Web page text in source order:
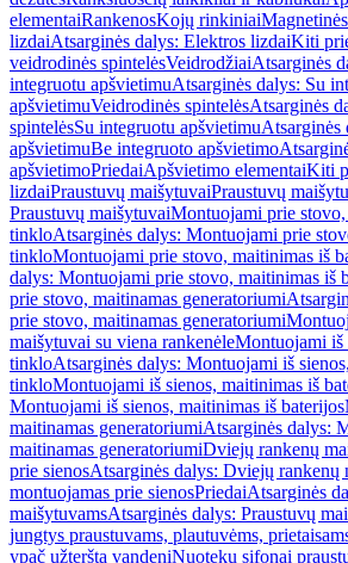
elementaiRankenosKojų rinkiniai
lizdaiAtsarginės dalys: Elektros lizdaiKiti
veidrodinės spintelėsVeidrodžiaiAtsarginės
integruotu apšvietimuAtsarginės dalys: Su
apšvietimuVeidrodinės spintelėsAtsarginės
spintelėsSu integruotu apšvietimuAtsarginės
apšvietimuBe integruoto apšvietimo
apšvietimoPriedaiApšvietimo elementaiKiti
lizdaiPraustuvų maišytuvaiPraustuvų
Praustuvų maišytuvaiMontuojami prie
tinkloAtsarginės dalys: Montuojami prie
tinkloMontuojami prie stovo, maitinimas iš
dalys: Montuojami prie stovo, maitinimas iš
prie stovo, maitinamas generatoriumi
prie stovo, maitinamas generatoriumi
maišytuvai su viena rankenėleMontuojami iš
tinkloAtsarginės dalys: Montuojami iš
tinkloMontuojami iš sienos, maitinimas iš
Montuojami iš sienos, maitinimas iš baterijos
maitinamas generatoriumiAtsarginės dalys:
maitinamas generatoriumiDviejų rankenų
prie sienosAtsarginės dalys: Dviejų rankenų
montuojamas prie sienosPriedaiAtsarginės
maišytuvamsAtsarginės dalys: Praustuvų
jungtys praustuvams, plautuvėms,
ypač užterštą vandenįNuotekų sifonai